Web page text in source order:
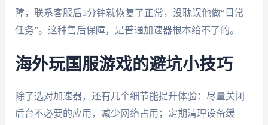
障，联系客服后5分钟就恢复了正常，没耽误他做“日常
任务”。这种售后保障，是普通加速器根本给不了的。
海外玩国服游戏的避坑小技巧
除了选对加速器，还有几个细节能提升体验：尽量关闭
后台不必要的应用，减少网络占用；定期清理设备缓